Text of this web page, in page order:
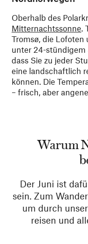
Oberhalb des
Mitternachtssonne.
Tromsø, die Lofoten
unter 24-stündigem
dass Sie zu jeder
eine landschaftlich
können. Die
– frisch, aber
Warum
Der Juni ist
sein. Zum
um durch
reisen und